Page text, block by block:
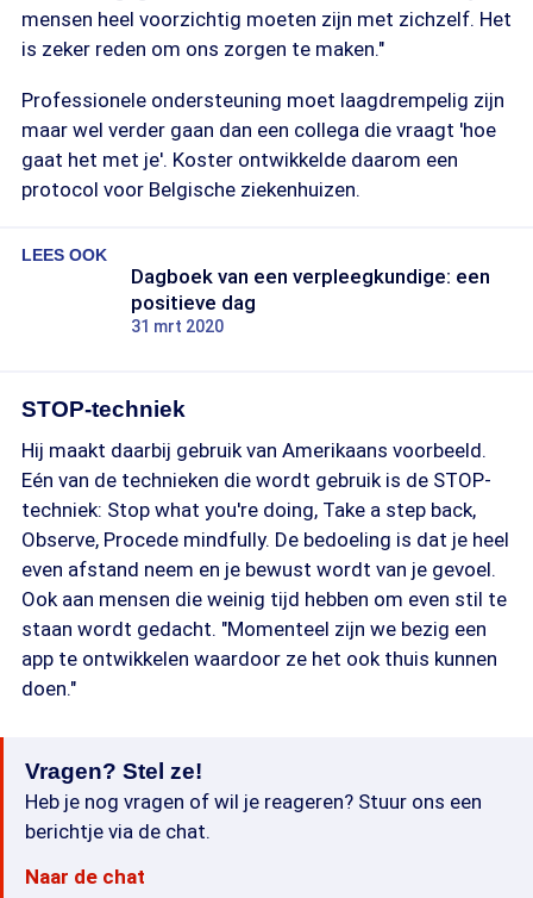
mensen heel voorzichtig moeten zijn met zichzelf. Het
is zeker reden om ons zorgen te maken."
Professionele ondersteuning moet laagdrempelig zijn
maar wel verder gaan dan een collega die vraagt 'hoe
gaat het met je'. Koster ontwikkelde daarom een
protocol voor Belgische ziekenhuizen.
LEES OOK
Dagboek van een verpleegkundige: een
positieve dag
31 mrt 2020
STOP-techniek
Hij maakt daarbij gebruik van Amerikaans voorbeeld.
Eén van de technieken die wordt gebruik is de STOP-
techniek: Stop what you're doing, Take a step back,
Observe, Procede mindfully. De bedoeling is dat je heel
even afstand neem en je bewust wordt van je gevoel.
Ook aan mensen die weinig tijd hebben om even stil te
staan wordt gedacht. "Momenteel zijn we bezig een
app te ontwikkelen waardoor ze het ook thuis kunnen
doen."
Vragen? Stel ze!
Heb je nog vragen of wil je reageren? Stuur ons een
berichtje via de chat.
Naar de chat